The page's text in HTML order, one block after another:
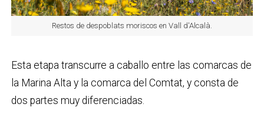
Restos de despoblats moriscos en Vall d'Alcalà.
Esta etapa transcurre a caballo entre las comarcas de
la Marina Alta y la comarca del Comtat, y consta de
dos partes muy diferenciadas.